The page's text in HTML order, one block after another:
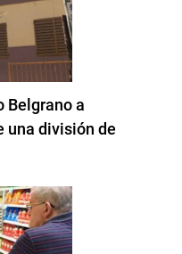
Belgrano a
una división de